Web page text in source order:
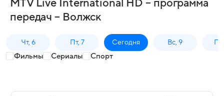
MTV Live International HD – программа
передач – Волжск
Чт, 6 Пт, 7 Сегодня Вс, 9
Фильмы Сериалы Спорт